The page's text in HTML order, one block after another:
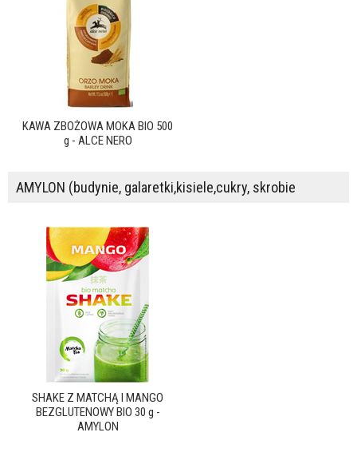
KAWA ZBOŻOWA MOKA BIO 500
g - ALCE NERO
AMYLON (budynie, galaretki,kisiele,cukry, skrobie
SHAKE Z MATCHĄ I MANGO
BEZGLUTENOWY BIO 30 g -
AMYLON